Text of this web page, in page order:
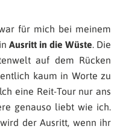
für mich bei meinem
Ausritt in die Wüste. Die
auf dem Rücken
kaum in Worte zu
eine Reit-Tour nur ans
genauso liebt wie ich.
der Ausritt, wenn ihr